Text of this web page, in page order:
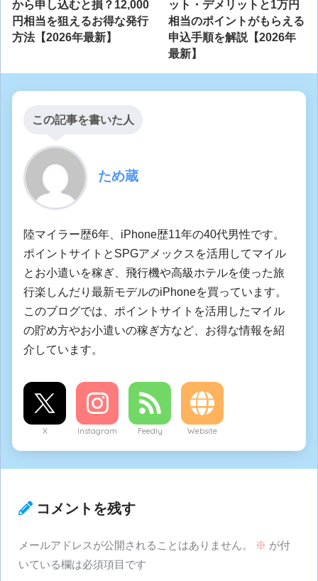
から申し込むと損？12,000
円相当を狙えるお得な発行
方法【2026年最新】
ット・デメリットと1万円
相当のポイントがもらえる
申込手順を解説【2026年
最新】
この記事を書いた人
ため蔵
陸マイラー歴6年、iPhone歴11年の40代男性です。
ポイントサイトとSPGアメックスを活用してマイル
とお小遣いを稼ぎ、飛行機や高級ホテルを使った旅
行楽しんだり最新モデルのiPhoneを買っています。
このブログでは、ポイントサイトを活用したマイル
の貯め方やお小遣いの稼ぎ方など、お得な情報を紹
介しています。
X Instagram Feedly Website
コメントを残す
メールアドレスが公開されることはありません。 ※ が付
いている欄は必須項目です